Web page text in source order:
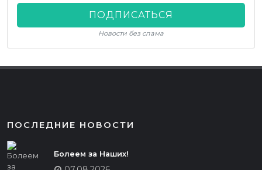
ПОДПИСАТЬСЯ
Новости без спама
ПОСЛЕДНИЕ НОВОСТИ
Болеем за Наших!